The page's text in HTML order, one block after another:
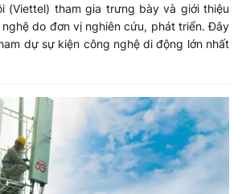
(Viettel) tham gia trưng bày và giới thiệu
do đơn vị nghiên cứu, phát triển. Đây
dự sự kiện công nghệ di động lớn nhất